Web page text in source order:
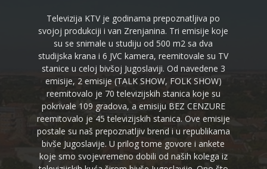
Televizija KTV je godinama prepoznatljiva po
svojoj produkciji i van Zrenjanina. Tri emisije koje
su se snimale u studiju od 500 m2 sa dva
studijska krana i 6 JVC kamera, reemitovale su TV
stanice u celoj bivšoj Jugoslaviji. Od navedene 3
emisije, 2 emisije (TALK SHOW, FOLK SHOW)
reemitovalo je 70 televizijskih stanica koje su
pokrivale 109 gradova, a emisiju BEZ CENZURE
reemitovalo je 45 televizijskih stanica. Ove emisije
postale su naš prepoznatljiv brend i u republikama
bivše Jugoslavije. U prilog tome govore i ankete
koje smo svojevremeno dobili od naših kolega iz